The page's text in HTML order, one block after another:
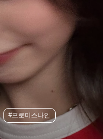
#프로미스나인